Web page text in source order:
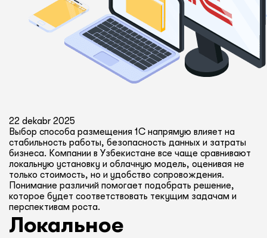
22 dekabr 2025
Выбор способа размещения 1С напрямую влияет на
стабильность работы, безопасность данных и затраты
бизнеса. Компании в Узбекистане все чаще сравнивают
локальную установку и облачную модель, оценивая не
только стоимость, но и удобство сопровождения.
Понимание различий помогает подобрать решение,
которое будет соответствовать текущим задачам и
перспективам роста.
Локальное